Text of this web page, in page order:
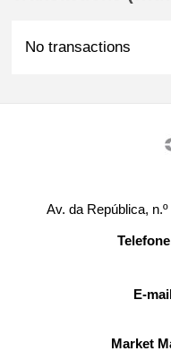
No transactions
Av. da República,
E-
Market